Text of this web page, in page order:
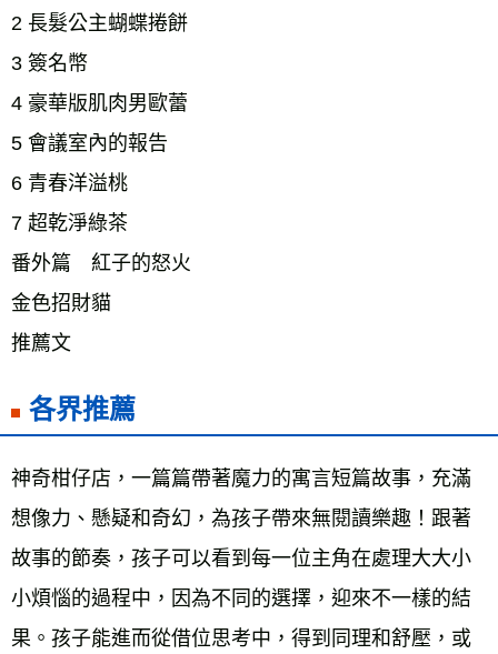
2 長髮公主蝴蝶捲餅
3 簽名幣
4 豪華版肌肉男歐蕾
5 會議室內的報告
6 青春洋溢桃
7 超乾淨綠茶
番外篇　紅子的怒火
金色招財貓
推薦文
各界推薦
神奇柑仔店，一篇篇帶著魔力的寓言短篇故事，充滿
想像力、懸疑和奇幻，為孩子帶來無閱讀樂趣！跟著
故事的節奏，孩子可以看到每一位主角在處理大大小
小煩惱的過程中，因為不同的選擇，迎來不一樣的結
果。孩子能進而從借位思考中，得到同理和舒壓，或